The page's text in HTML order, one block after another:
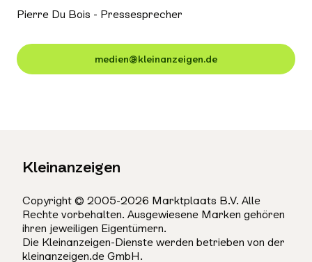
Pierre Du Bois - Pressesprecher
medien@kleinanzeigen.de
Kleinanzeigen
Copyright © 2005-2026 Marktplaats B.V. Alle
Rechte vorbehalten. Ausgewiesene Marken gehören
ihren jeweiligen Eigentümern.
Die Kleinanzeigen-Dienste werden betrieben von der
kleinanzeigen.de GmbH.